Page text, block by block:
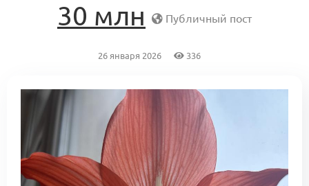
30 млн
Публичный пост
26 января 2026 336